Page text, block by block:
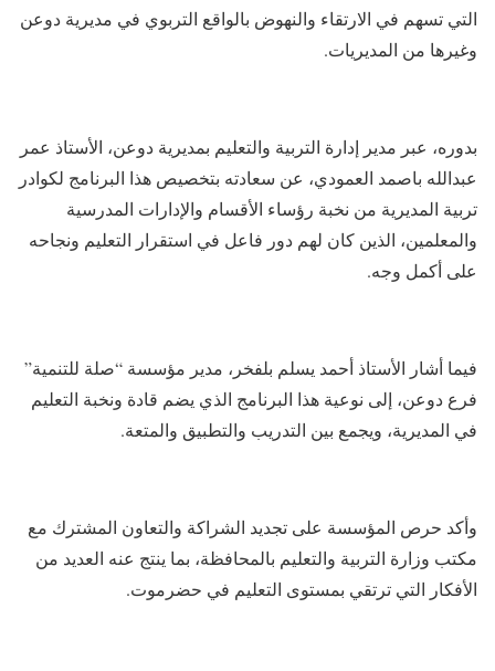
التي تسهم في الارتقاء والنهوض بالواقع التربوي في مديرية دوعن
وغيرها من المديريات.
بدوره، عبر مدير إدارة التربية والتعليم بمديرية دوعن، الأستاذ عمر
عبدالله باصمد العمودي، عن سعادته بتخصيص هذا البرنامج لكوادر
تربية المديرية من نخبة رؤساء الأقسام والإدارات المدرسية
والمعلمين، الذين كان لهم دور فاعل في استقرار التعليم ونجاحه
على أكمل وجه.
فيما أشار الأستاذ أحمد يسلم بلفخر، مدير مؤسسة “صلة للتنمية”
فرع دوعن، إلى نوعية هذا البرنامج الذي يضم قادة ونخبة التعليم
في المديرية، ويجمع بين التدريب والتطبيق والمتعة.
وأكد حرص المؤسسة على تجديد الشراكة والتعاون المشترك مع
مكتب وزارة التربية والتعليم بالمحافظة، بما ينتج عنه العديد من
الأفكار التي ترتقي بمستوى التعليم في حضرموت.